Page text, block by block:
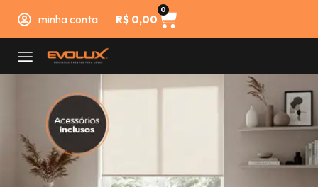
minha conta R$0,00
0